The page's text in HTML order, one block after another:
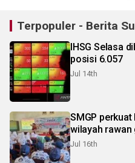
Terpopuler - Berita
IHSG Selasa
posisi 6.057
Jul 14th
SMGP
wilayah rawan
Jul 16th